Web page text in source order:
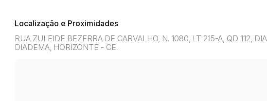
Localização e Proximidades
RUA ZULEIDE BEZERRA DE CARVALHO, N. 1080, LT 215-A, QD 112,
DIADEMA, HORIZONTE - CE.